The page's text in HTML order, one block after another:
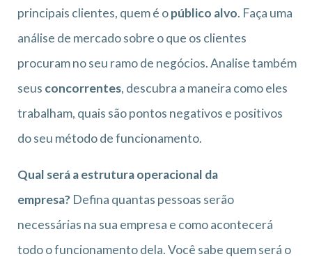
principais clientes, quem é opúblico alvo. Faça uma
análise de mercado sobre o que os clientes
procuram no seu ramo de negócios. Analise também
seus concorrentes, descubra a maneira como eles
trabalham, quais são pontos negativos e positivos
do seu método de funcionamento.
Qual será a estrutura operacional da
empresa? Defina quantas pessoas serão
necessárias na sua empresa e como acontecerá
todo o funcionamento dela. Você sabe quem será o